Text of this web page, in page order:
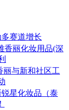
赛道增长
香丽化妆用品(深
与新和社区工
星化妆品（泰